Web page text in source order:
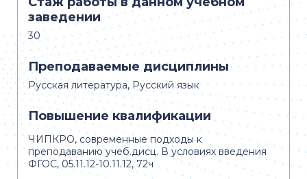
заведении
30
Преподаваемые дисциплины
Русская литература, Русский язык
Повышение квалификации
ЧИПКРО, современные подходы к
преподаванию учеб.дисц. В условиях введения
ФГОС, 05.11.12-10.11.12, 72ч